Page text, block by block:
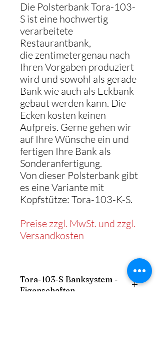
Die Polsterbank Tora-103-
S ist eine hochwertig
verarbeitete
Restaurantbank,
die zentimetergenau nach
Ihren Vorgaben produziert
wird und sowohl als gerade
Bank wie auch als Eckbank
gebaut werden kann. Die
Ecken kosten keinen
Aufpreis. Gerne gehen wir
auf Ihre Wünsche ein und
fertigen Ihre Bank als
Sonderanfertigung.
Von dieser Polsterbank gibt
es eine Variante mit
Kopfstütze: Tora-103-K-S.
Preise zzgl. MwSt. und zzgl.
Versandkosten
Tora-103-S Banksystem -
Eigenschaften